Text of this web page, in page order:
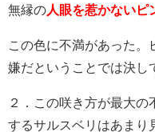
無縁の 人眼を惹かないピ
この色に不満があった。
嫌だということでは決し
２．この咲き方が最大
するサルスベリはあまり